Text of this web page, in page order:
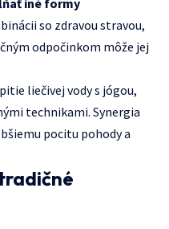
so zdravou stravou,
odpočinkom môže jej
liečivej vody s jógou,
technikami. Synergia
pocitu pohody a